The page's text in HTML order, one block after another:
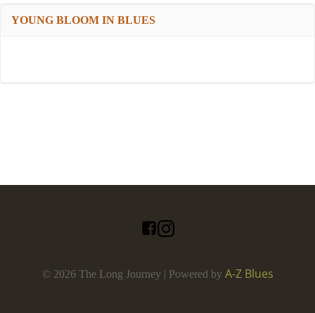
YOUNG BLOOM IN BLUES
© 2026 The Long Journey | Powered by A-Z Blues